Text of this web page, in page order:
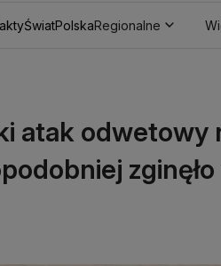
ŚwiatPolskaRegionalne
atak odwetowy